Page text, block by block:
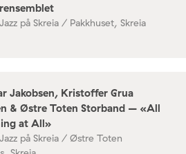
Jazz på Skreia / Pakkhuset, Skreia
Jakobsen, Kristoffer Grua
& Østre Toten Storband – «All
at All»
Jazz på Skreia / Østre Toten